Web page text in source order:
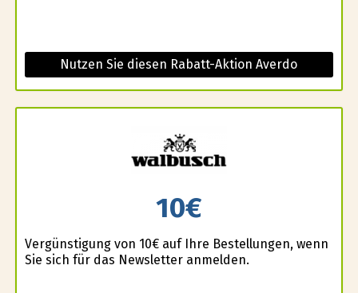
Nutzen Sie diesen Rabatt-Aktion Averdo
10€
Vergünstigung von 10€ auf Ihre Bestellungen, wenn
Sie sich für das Newsletter anmelden.